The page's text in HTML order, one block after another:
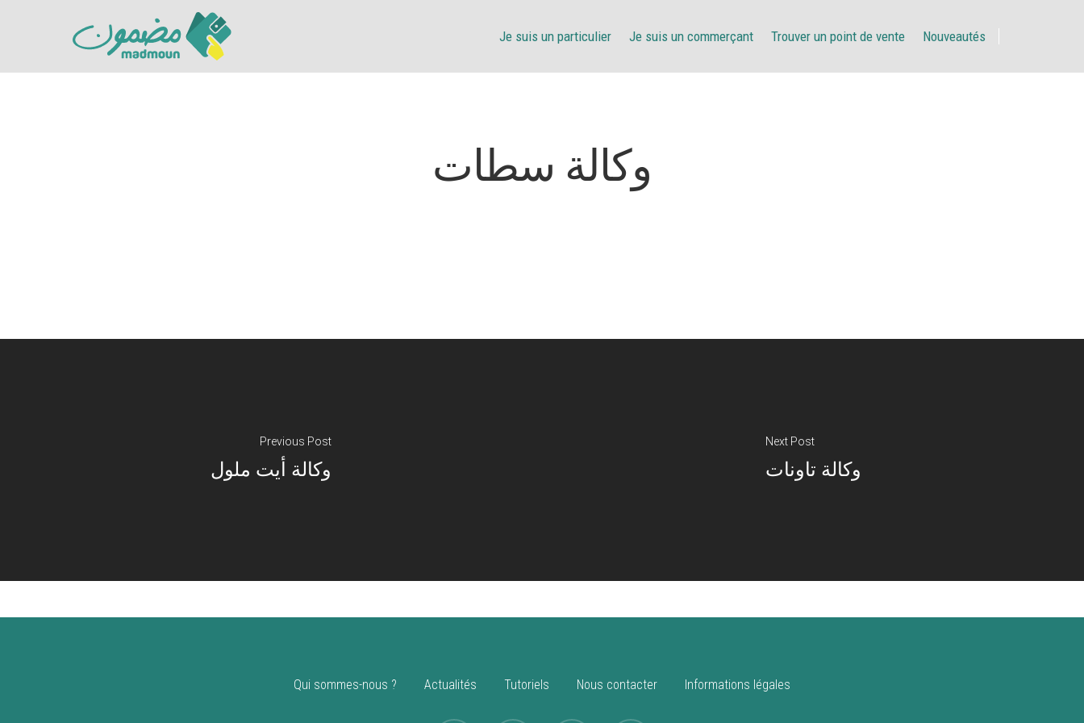
Je suis un particulier Je suis un commerçant Trouver un point de vente Nouveautés
وكالة سطات
Previous Post
وكالة أيت ملول
Next Post
وكالة تاونات
Qui sommes-nous ? Actualités Tutoriels Nous contacter Informations légales